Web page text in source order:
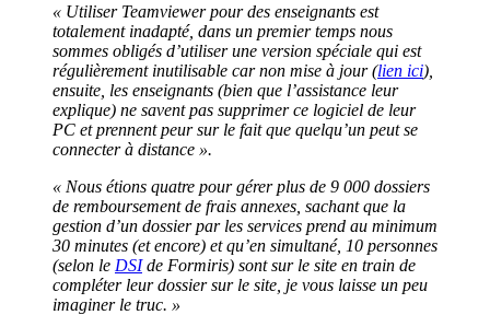
« Utiliser Teamviewer pour des enseignants est
totalement inadapté, dans un premier temps nous
sommes obligés d’utiliser une version spéciale qui est
régulièrement inutilisable car non mise à jour (lien ici),
ensuite, les enseignants (bien que l’assistance leur
explique) ne savent pas supprimer ce logiciel de leur
PC et prennent peur sur le fait que quelqu’un peut se
connecter à distance ».
« Nous étions quatre pour gérer plus de 9 000 dossiers
de remboursement de frais annexes, sachant que la
gestion d’un dossier par les services prend au minimum
30 minutes (et encore) et qu’en simultané, 10 personnes
(selon le DSIde Formiris) sont sur le site en train de
compléter leur dossier sur le site, je vous laisse un peu
imaginer le truc. »